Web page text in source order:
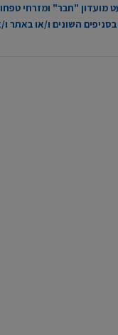
מועדון "חבר" ומזרחי
השונים ו/או באתר ו/